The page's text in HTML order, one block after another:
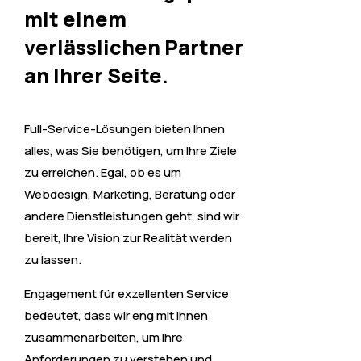
mit einem
verlässlichen Partner
an Ihrer Seite.
Full-Service-Lösungen bieten Ihnen
alles, was Sie benötigen, um Ihre Ziele
zu erreichen. Egal, ob es um
Webdesign, Marketing, Beratung oder
andere Dienstleistungen geht, sind wir
bereit, Ihre Vision zur Realität werden
zu lassen.
Engagement für exzellenten Service
bedeutet, dass wir eng mit Ihnen
zusammenarbeiten, um Ihre